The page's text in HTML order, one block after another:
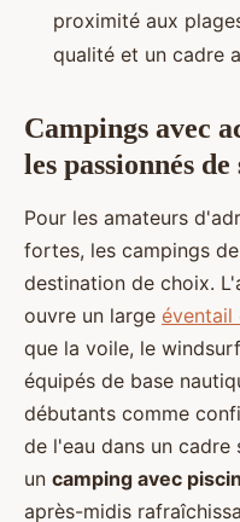
proximité aux
qualité et un cadre
Campings avec
les passionnés
Pour les amateurs
fortes, les campings
destination de choix.
ouvre un large
que la voile, le
équipés de base
débutants comme
de l'eau dans un cadre
un camping avec
après-midis